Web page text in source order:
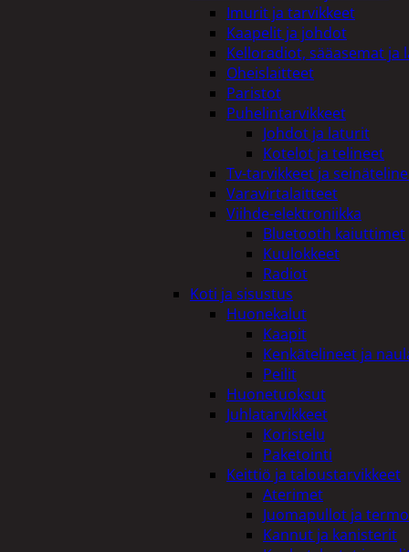
Imurit ja tarvikkeet
Kaapelit ja johdot
Kelloradiot, sääasemat
Oheislaitteet
Paristot
Puhelintarvikkeet
Johdot ja laturit
Kotelot ja telineet
Tv-tarvikkeet ja
Varavirtalaitteet
Viihde-elektroniikka
Bluetooth kaiuttimet
Kuulokkeet
Radiot
Koti ja sisustus
Huonekalut
Kaapit
Kenkätelineet ja
Peilit
Huonetuoksut
Juhlatarvikkeet
Koristelu
Paketointi
Keittiö ja taloustarvikkeet
Aterimet
Juomapullot ja
Kannut ja kanisterit